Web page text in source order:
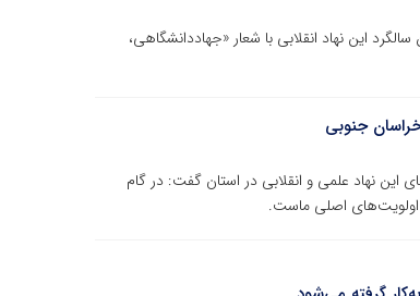
این نهاد انقلابی با شعار «جهاددانشگاهی،
جنوبی
نهاد علمی و انقلابی در استان گفت: در گام
اولویت‌های اصلی ماست.